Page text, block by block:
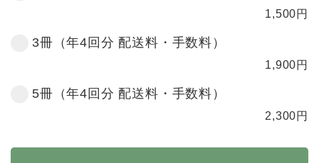
1,500円
3冊（年4回分 配送料・手数料）
1,900円
5冊（年4回分 配送料・手数料）
2,300円